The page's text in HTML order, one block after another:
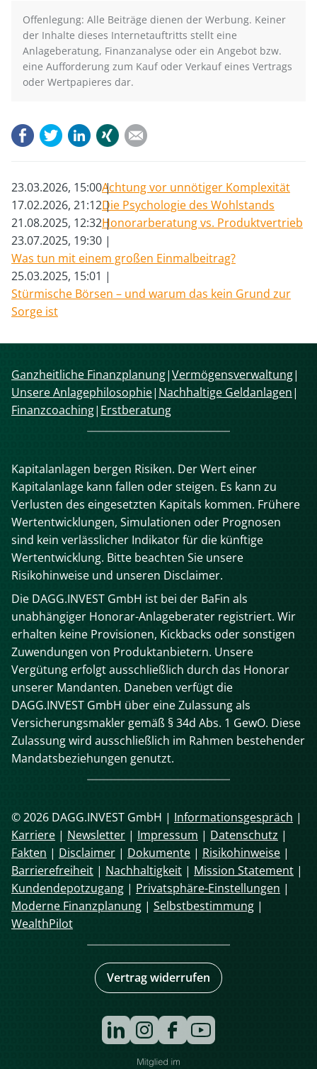
Offenlegung: Alle Beiträge dienen der Werbung. Keiner
der Inhalte dieses Internetauftritts stellt eine
Anlageberatung, Finanzanalyse oder ein Angebot bzw.
eine Aufforderung zum Kauf oder Verkauf eines Vertrags
oder Wertpapieres dar.
FacebookTwitterLinkedIn
Xing
23.03.2026, 15:00Achtung vor unnötiger Komplexität
17.02.2026, 21:12Die Psychologie des Wohlstands
21.08.2025, 12:32Honorarberatung vs. Produktvertrieb
23.07.2025, 19:30
Was tun mit einem großen Einmalbeitrag?
25.03.2025, 15:01
Stürmische Börsen – und warum das kein Grund zur
Sorge ist
Navigation
überspringen
Ganzheitliche Finanzplanung Vermögensverwaltung
Unsere Anlagephilosophie Nachhaltige Geldanlagen
Finanzcoaching Erstberatung
Kapitalanlagen bergen Risiken. Der Wert einer
Kapitalanlage kann fallen oder steigen. Es kann zu
Verlusten des eingesetzten Kapitals kommen. Frühere
Wertentwicklungen, Simulationen oder Prognosen
sind kein verlässlicher Indikator für die künftige
Wertentwicklung. Bitte beachten Sie unsere
Risikohinweise und unseren Disclaimer.
Die DAGG.INVEST GmbH ist bei der BaFin als
unabhängiger Honorar-Anlageberater registriert. Wir
erhalten keine Provisionen, Kickbacks oder sonstigen
Zuwendungen von Produktanbietern. Unsere
Vergütung erfolgt ausschließlich durch das Honorar
unserer Mandanten. Daneben verfügt die
DAGG.INVEST GmbH über eine Zulassung als
Versicherungsmakler gemäß § 34d Abs. 1 GewO. Diese
Zulassung wird ausschließlich im Rahmen bestehender
Mandatsbeziehungen genutzt.
© 2026 DAGG.INVEST GmbH | Informationsgespräch |
Karriere | Newsletter | Impressum | Datenschutz |
Fakten | Disclaimer | Dokumente | Risikohinweise |
Barrierefreiheit | Nachhaltigkeit | Mission Statement |
Kundendepotzugang | Privatsphäre-Einstellungen |
Moderne Finanzplanung | Selbstbestimmung |
WealthPilot
Vertrag widerrufen
Navigation
überspringen